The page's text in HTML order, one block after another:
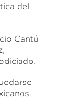
del
Cantú